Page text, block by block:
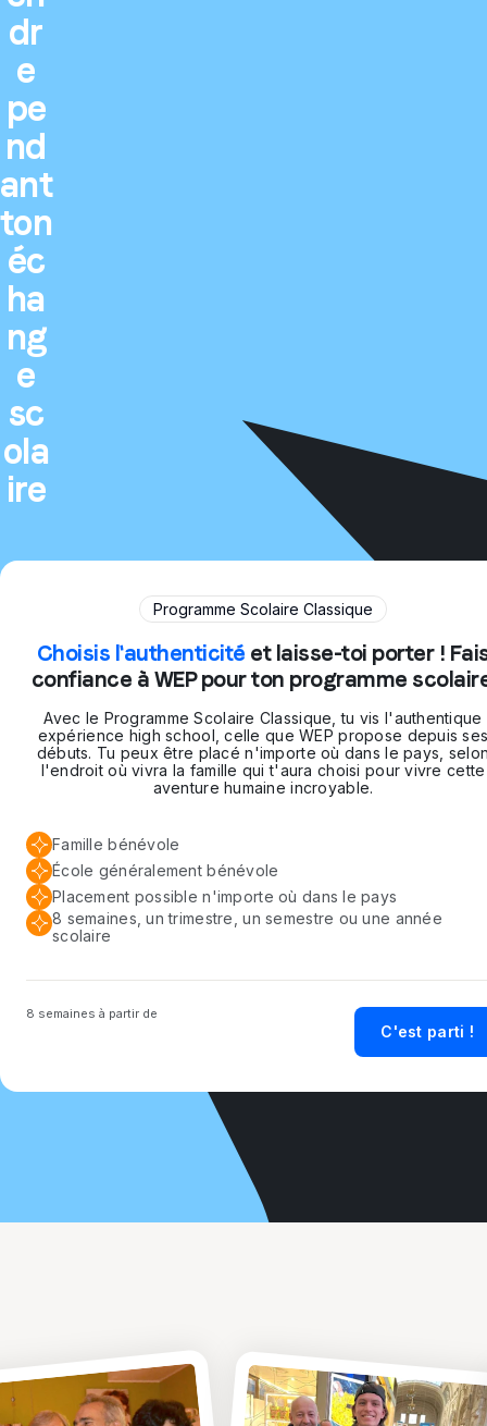
dr
e
pe
nd
ant
ton
éc
ha
ng
e
sc
ola
ire
Programme Scolaire Classique
Choisis l'authenticité et laisse-toi porter !
confiance à WEP pour ton programme
Avec le Programme Scolaire Classique, tu vis l'authentique
expérience high school, celle que WEP propose depuis
débuts. Tu peux être placé n'importe où dans le pays,
l'endroit où vivra la famille qui t'aura choisi pour vivre cette
aventure humaine incroyable.
Famille bénévole
École généralement bénévole
Placement possible n'importe où dans le pays
8 semaines, un trimestre, un semestre ou une année
scolaire
8 semaines à partir de
C'est parti !